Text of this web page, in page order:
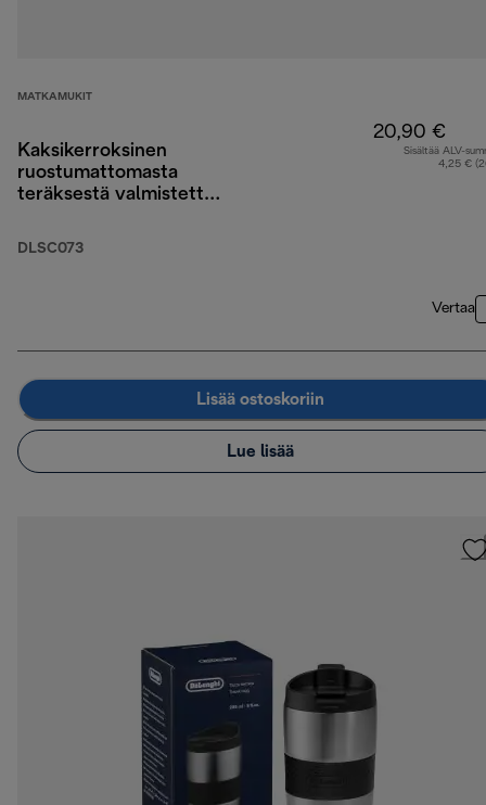
MATKAMUKIT
Kaksikerroksinen
ruostumattomasta
teräksestä valmistettu
DLSC073
20,90 €
Sisältää ALV-
4,25 €
Vertaa
Lisää ostoskoriin
Lue lisää